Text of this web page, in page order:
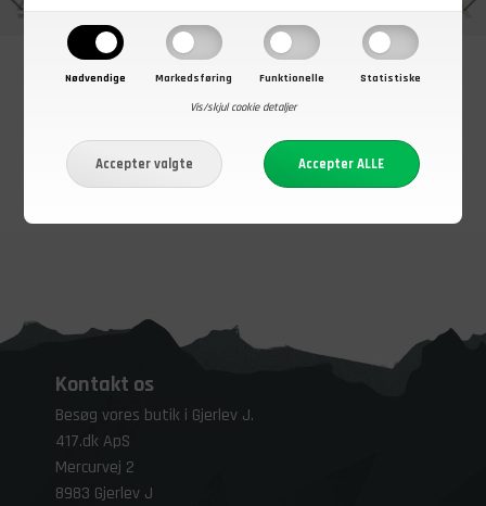
Nødvendige Markedsføring Funktionelle
Statistiske
Vis/skjul cookie detaljer
Kontakt os
Besøg vores butik i Gjerlev J.
417.dk ApS
Mercurvej 2
8983 Gjerlev J